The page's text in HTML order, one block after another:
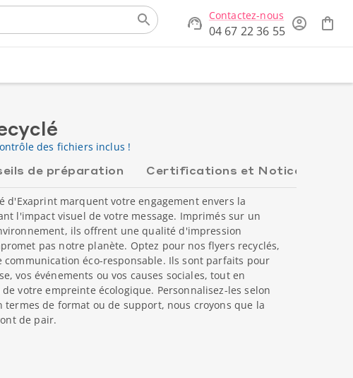
Contactez-nous
04 67 22 36 55
des fichiers inclus !
de préparation Certifications et Notices
d'Exaprint marquent votre engagement envers la
l'impact visuel de votre message. Imprimés sur un
ils offrent une qualité d'impression
pas notre planète. Optez pour nos flyers recyclés,
éco-responsable. Ils sont parfaits pour
vos événements ou vos causes sociales, tout en
votre empreinte écologique. Personnalisez-les selon
termes de format ou de support, nous croyons que la
de pair.